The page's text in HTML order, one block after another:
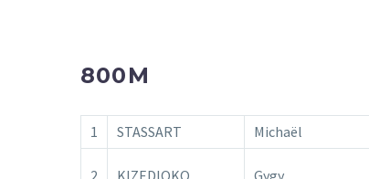
800M
1 STASSART Michaël
2 KIZEDIOKO Gygy